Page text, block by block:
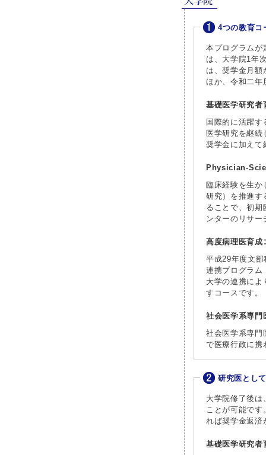
4つの教育コ
本プログラムが
は、大学院1年
は、奨学金月
ほか、令和二年
基礎医学研究者
国際的に活躍
医学研究を継
奨学金に加えて
Physician-
臨床経験を生か
研究）を推進す
ることで、初
ンターのリサ
高度病理医育成
平成29年度文
連携プログラム
大学の連携に
すコースです。
社会医学系専門
社会医学系専門
で医療行政に携
研究医とし
大学院修了後
ことが可能で
れば奨学金返済
基礎医学研究者